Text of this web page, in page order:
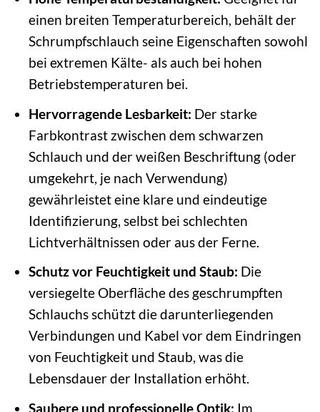
einen breiten Temperaturbereich, behält der
Schrumpfschlauch seine Eigenschaften sowohl
bei extremen Kälte- als auch bei hohen
Betriebstemperaturen bei.
Hervorragende Lesbarkeit: Der starke
Farbkontrast zwischen dem schwarzen
Schlauch und der weißen Beschriftung (oder
umgekehrt, je nach Verwendung)
gewährleistet eine klare und eindeutige
Identifizierung, selbst bei schlechten
Lichtverhältnissen oder aus der Ferne.
Schutz vor Feuchtigkeit und Staub: Die
versiegelte Oberfläche des geschrumpften
Schlauchs schützt die darunterliegenden
Verbindungen und Kabel vor dem Eindringen
von Feuchtigkeit und Staub, was die
Lebensdauer der Installation erhöht.
Saubere und professionelle Optik: Im